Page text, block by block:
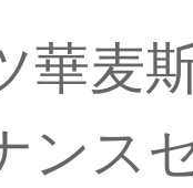
華麦
ンス